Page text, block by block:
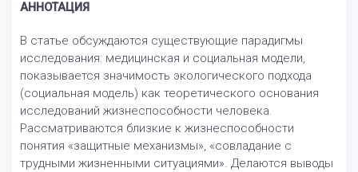
АННОТАЦИЯ
В статье обсуждаются существующие парадигмы
исследования: медицинская и социальная модели,
показывается значимость экологического подхода
(социальная модель) как теоретического основания
исследований жизнеспособности человека.
Рассматриваются близкие к жизнеспособности
понятия «защитные механизмы», «совладание с
трудными жизненными ситуациями». Делаются выводы